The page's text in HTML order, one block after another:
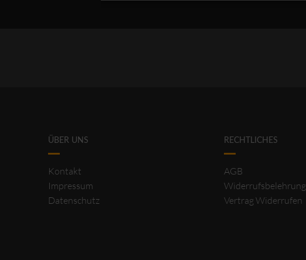
ÜBER UNS
Kontakt
Impressum
Datenschutz
RECHTLICHES
AGB
Widerrufsbelehrung
Vertrag Widerrufen